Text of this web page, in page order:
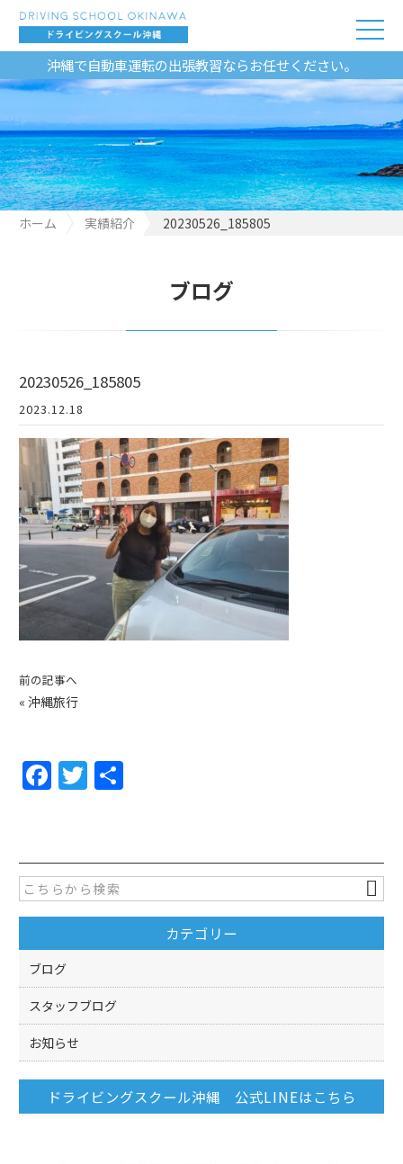
沖縄で自動車運転の出張教習ならお任せください。
ホーム 実績紹介 20230526_185805
ブログ
20230526_185805
2023.12.18
前の記事へ
« 沖縄旅行
F
e
b
o
o
k
T
er
カテゴリー
ブログ
スタッフブログ
お知らせ
ドライビングスクール沖縄 公式LINEはこちら